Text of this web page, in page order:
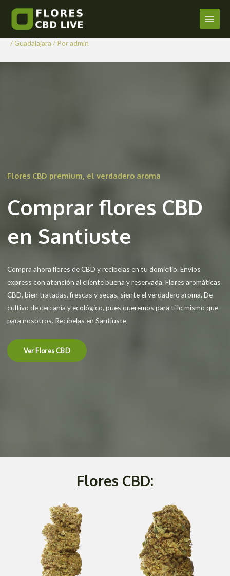
contenido
Main
Comprar Flores CBD en
Santiuste
/Guadalajara / Poradmin
Flores CBD premium, el verdadero aroma
Comprar flores CBD
en Santiuste
Compra ahora flores de CBD y recíbelas en tu domicilio. Envíos
express con atención al cliente buena y reservada. Flores aromáticas
CBD, bien tratadas, frescas y secas, siente el verdadero aroma. De
cultivo de cercanía y ecológico, pues queremos para ti lo mismo que
para nosotros. Recíbelas en Santiuste
Ver Flores CBD
Flores CBD: